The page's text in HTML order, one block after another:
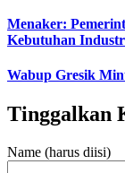
Menaker:
Kebutuhan
Wabup Gresik
Tinggalkan
Name (harus diisi)